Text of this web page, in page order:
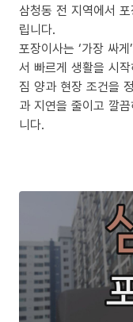
삼청동 전 지역에서
립니다.
포장이사는 ‘가장 싸
서 빠르게 생활을 시
짐 양과 현장 조건을
과 지연을 줄이고 깔
니다.